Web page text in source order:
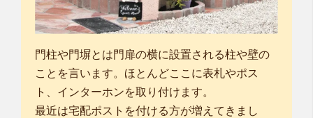
門柱や門塀とは門扉の横に設置される柱や壁の
ことを言います。ほとんどここに表札やポス
ト、インターホンを取り付けます。
最近は宅配ポストを付ける方が増えてきまし